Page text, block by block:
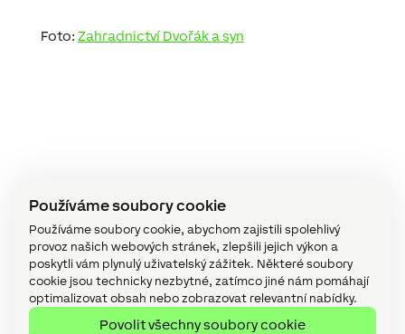
Používáme soubory cookie
Používáme soubory cookie, abychom zajistili spolehlivý
provoz našich webových stránek, zlepšili jejich výkon a
poskytli vám plynulý uživatelský zážitek. Některé soubory
cookie jsou technicky nezbytné, zatímco jiné nám pomáhají
optimalizovat obsah nebo zobrazovat relevantní nabídky.
Povolit všechny soubory cookie
Foto: Zahradnictví Dvořák a syn
Ptejte se zdarma
Prokonzultujte s námi váš projekt
nebo se staňte Loxone Partnerem v
několika málo krocích!